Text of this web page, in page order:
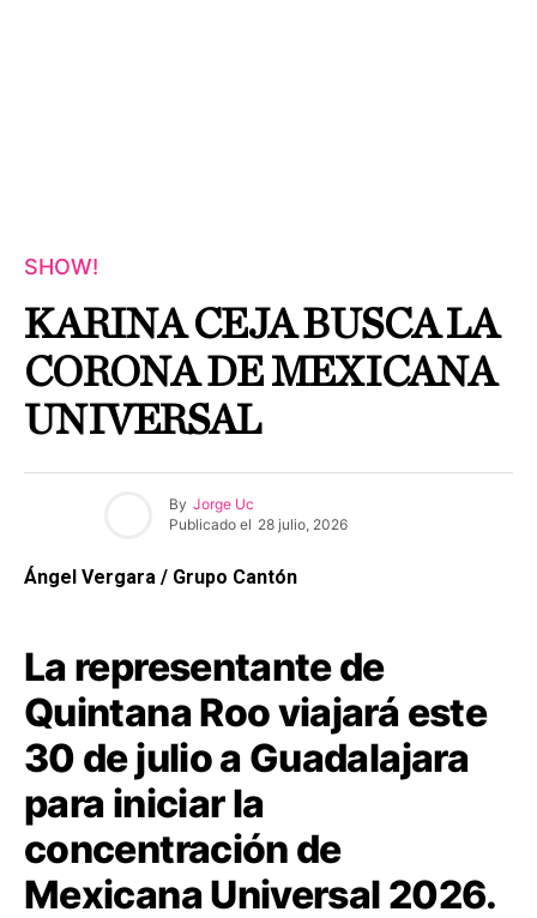
SHOW!
KARINA CEJA BUSCA LA
CORONA DE MEXICANA
UNIVERSAL
By Jorge Uc
Publicado el 28 julio, 2026
Ángel Vergara / Grupo Cantón
La representante de
Quintana Roo viajará este
30 de julio a Guadalajara
para iniciar la
concentración de
Mexicana Universal 2026.